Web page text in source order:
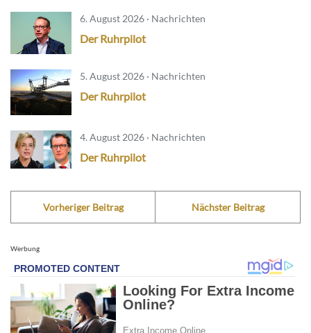
6. August 2026 · Nachrichten
Der Ruhrpilot
5. August 2026 · Nachrichten
Der Ruhrpilot
4. August 2026 · Nachrichten
Der Ruhrpilot
Vorheriger Beitrag Nächster Beitrag
Werbung